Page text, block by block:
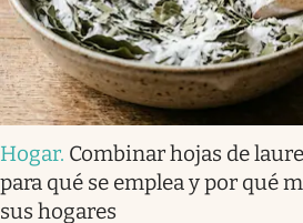
Hogar. Combinar hojas de
para qué se emplea y por qué
sus hogares